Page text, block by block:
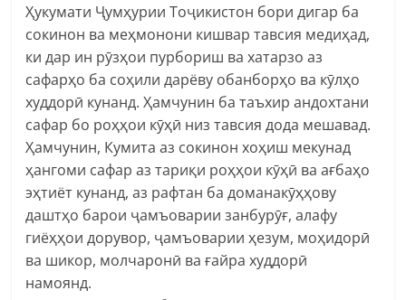
Ҳукумати Ҷумҳурии Тоҷикистон бори дигар ба
сокинон ва меҳмонони кишвар тавсия медиҳад,
ки дар ин рӯзҳои пурбориш ва хатарзо аз
сафарҳо ба соҳили дарёву обанборҳо ва кӯлҳо
худдорӣ кунанд. Ҳамчунин ба таъхир андохтани
сафар бо роҳҳои кӯҳӣ низ тавсия дода мешавад.
Ҳамчунин, Кумита аз сокинон хоҳиш мекунад
ҳангоми сафар аз тариқи роҳҳои кӯҳӣ ва ағбаҳо
эҳтиёт кунанд, аз рафтан ба доманакӯҳҳову
даштҳо барои ҷамъоварии занбурӯғ, алафу
гиёҳҳои дорувор, ҷамъоварии ҳезум, моҳидорӣ
ва шикор, молчаронӣ ва ғайра худдорӣ
намоянд.